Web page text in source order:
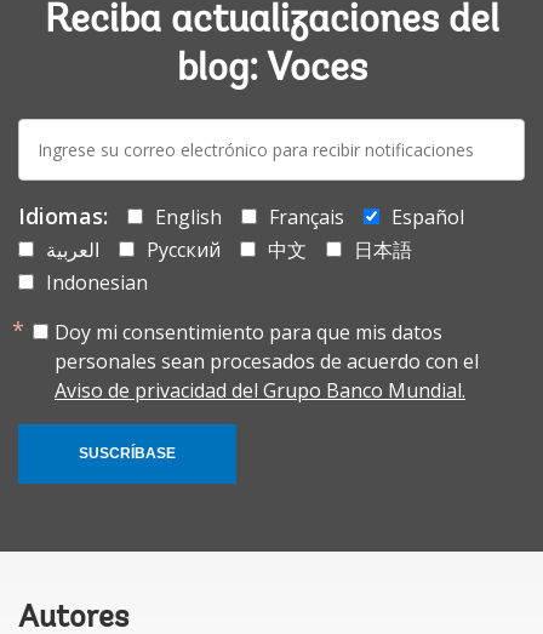
Reciba actualizaciones del
blog: Voces
E-
mail:
Idiomas: English Français
Español
العربية
Русский 中文
日本語
Indonesian
Doy mi consentimiento para que mis datos
personales sean procesados de acuerdo con el
Aviso de privacidad del Grupo Banco Mundial.
SUSCRÍBASE
Autores